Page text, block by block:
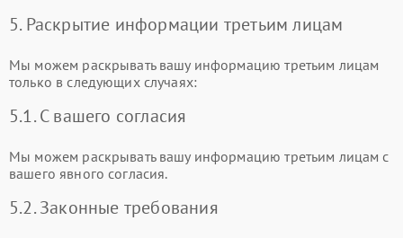
5. Раскрытие информации третьим лицам
Мы можем раскрывать вашу информацию третьим лицам
только в следующих случаях:
5.1. С вашего согласия
Мы можем раскрывать вашу информацию третьим лицам с
вашего явного согласия.
5.2. Законные требования